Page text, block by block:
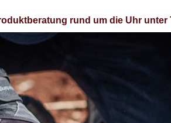
rund um die Uhr unter